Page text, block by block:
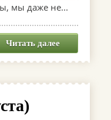
мы даже не...
Читать далее